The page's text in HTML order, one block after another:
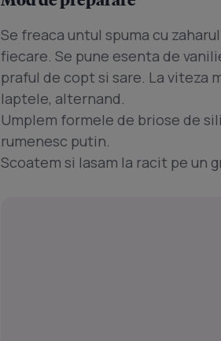
Se freaca untul spuma cu
fiecare. Se pune esenta de
praful de copt si sare. La viteza
laptele, alternand.
Umplem formele de briose de
rumenesc putin.
Scoatem si lasam la racit pe un